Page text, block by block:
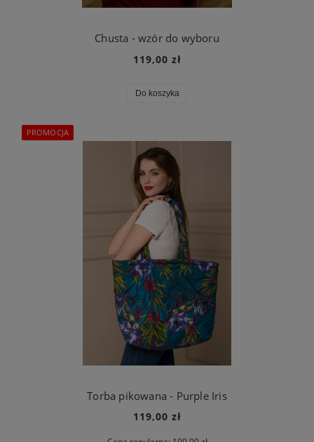
Chusta - wzór do wyboru
119,00 zł
Do koszyka
Torba pikowana - Purple Iris
119,00 zł
PROMOCJA